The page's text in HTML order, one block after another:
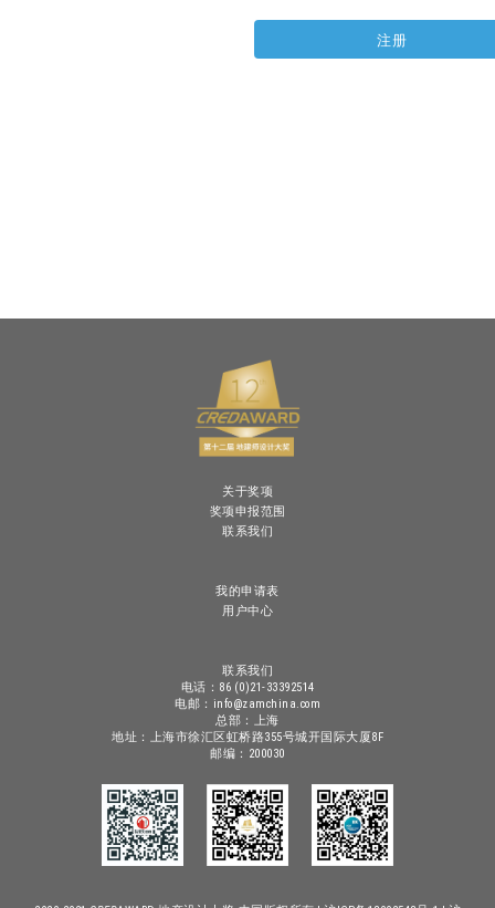
关于奖项
奖项申报范围
联系我们
我的申请表
用户中心
联系我们
电话：86 (0)21-33392514
电邮：info@zamchina.com
总部：上海
地址：上海市徐汇区虹桥路355号城开国际大厦8F
邮编：200030